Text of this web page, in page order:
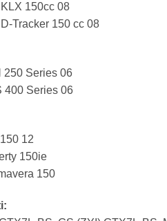
150cc 08
Tracker 150 cc 08
250 Series 06
400 Series 06
12
150ie
150